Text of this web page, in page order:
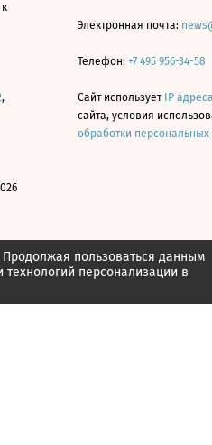
пользоваться данным
персонализации в
,
Электронная почта:
Телефон: +7 495 956-34-58
Сайт использует IP
сайта, условия
обработки